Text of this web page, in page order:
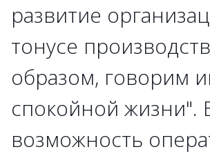
развитие
тонусе
образом, говорим
спокойной жизни".
возможность